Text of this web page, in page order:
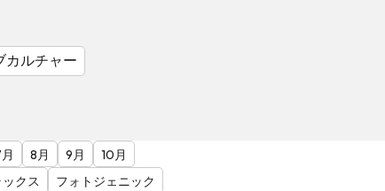
カルチャー
8月 9月
10月
クス
フォトジェニック